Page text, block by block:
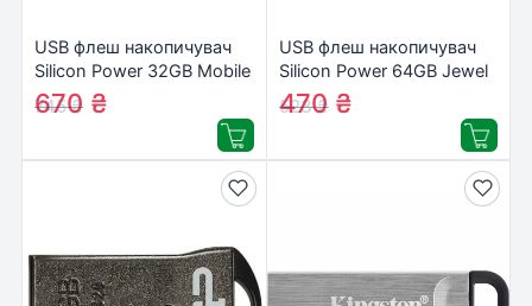
USB флеш накопичувач
Silicon Power 32GB Mobile
C80 Silver USB 3.2
(SP032GBUC3C80V1S)
745₴
670 ₴
USB флеш накопичувач
Silicon Power 64GB Jewel
J80 Titanium USB 3.0
(SP064GBUF3J80V1T)
523₴
470 ₴